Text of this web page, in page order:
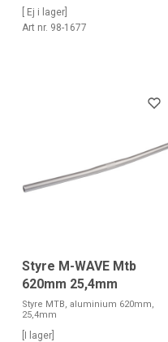
[ Ej i lager]
Art nr. 98-1677
Styre M-WAVE Mtb
620mm 25,4mm
Styre MTB, aluminium 620mm,
25,4mm
[I lager]